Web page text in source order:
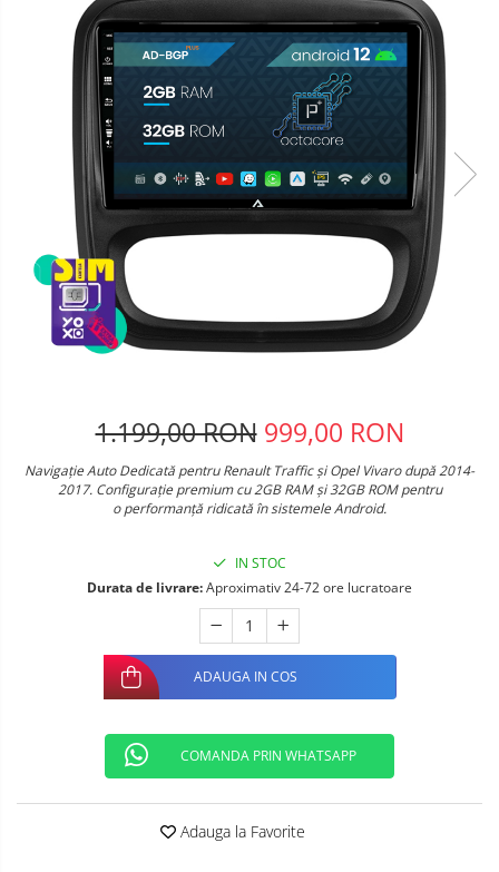
Telefoane mobile Ulefone
Telefoane mobile Unihertz
Telefoane mobile Cubot
Telefoane mobile Blackview
Telefoane mobile OSCAL
Telefoane mobile Fossibot
Telefoane mobile Lagenio
Telefoane mobile Samsung
Telefoane mobile iSEN
Telefoane mobile F150
Telefoane mobile HUAWEI
Telefoane mobile iHunt
Telefoane mobile AGM
Telefoane mobile Realme
Telefoane mobile ZTE Nubia
Telefoane mobile ALTE BRANDURI
1.199,00 RON 999,00 RON
Navigație Auto Dedicată pentru Renault Traffic și Opel Vivaro după 2014-
2017. Configurație premium cu 2GB RAM și 32GB ROM pentru
o performanță ridicată în sistemele Android.
IN STOC
Durata de livrare:Aproximativ 24-72 ore lucratoare
ADAUGA IN COS
COMANDA PRIN WHATSAPP
Adauga la Favorite